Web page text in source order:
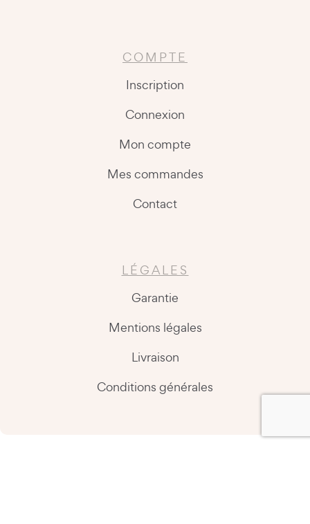
COMPTE
Inscription
Connexion
Mon compte
Mes commandes
Contact
LÉGALES
Garantie
Mentions légales
Livraison
Conditions générales